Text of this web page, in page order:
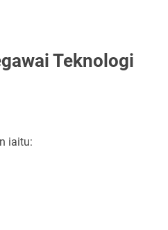
Teknologi
iaitu: